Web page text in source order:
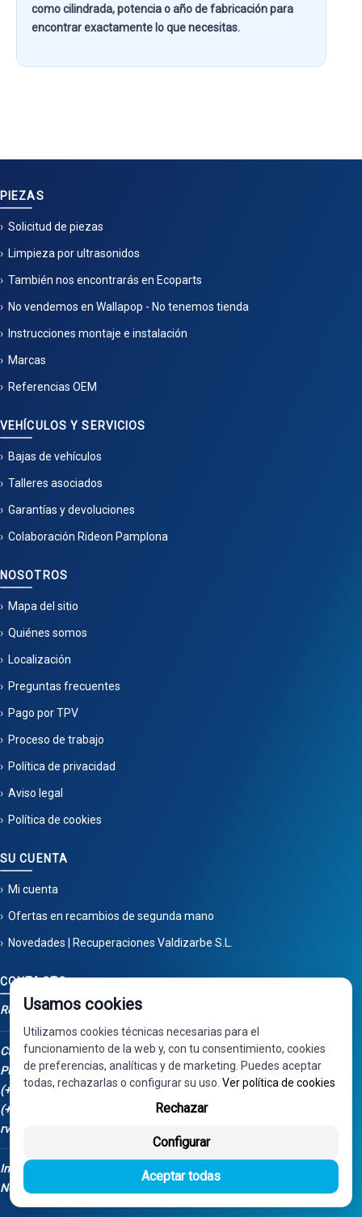
comocilindrada, potencia o año de fabricaciónpara
encontrar exactamente lo que necesitas.
PIEZAS
Solicitud de piezas
Limpieza por ultrasonidos
También nos encontrarás en Ecoparts
No vendemos en Wallapop - No tenemos tienda
Instrucciones montaje e instalación
Marcas
Referencias OEM
VEHÍCULOS Y SERVICIOS
Bajas de vehículos
Talleres asociados
Garantías y devoluciones
Colaboración Rideon Pamplona
NOSOTROS
Mapa del sitio
Quiénes somos
Localización
Preguntas frecuentes
Pago por TPV
Proceso de trabajo
Política de privacidad
Aviso legal
Política de cookies
SU CUENTA
Mi cuenta
Ofertas en recambios de segunda mano
Novedades | Recuperaciones Valdizarbe S.L.
CONTACTO
Recuperaciones Valdizarbe
Ctra. Artazu, km 1, 31100
Puente la Reina - Navarra
(+34) 948 34 04 98
(+34) 668 848 123
rv@valdizarbe.es
Instalación Fotovoltaica - Fondos
Next Generation
Usamos cookies
Utilizamos cookies técnicas necesarias para el
funcionamiento de la web y, con tu consentimiento, cookies
de preferencias, analíticas y de marketing. Puedes aceptar
todas, rechazarlas o configurar su uso. Ver política de cookies
Rechazar
Configurar
Aceptar todas